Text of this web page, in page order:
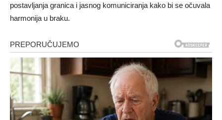
postavljanja granica i jasnog komuniciranja kako bi se očuvala
harmonija u braku.